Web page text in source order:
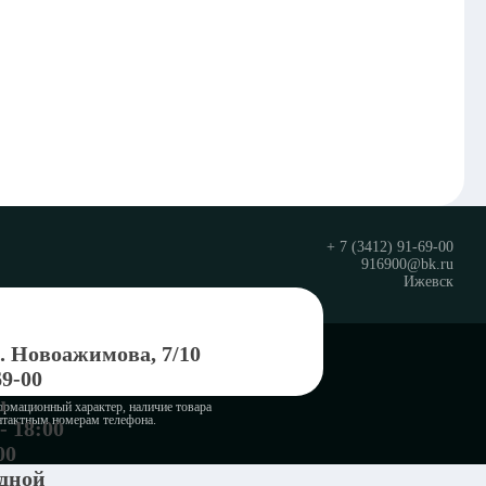
Новоажимова, 7/10
00
18:00
+ 7 (3412) 91-69-00
916900@bk.ru
Ижевск
© Группа компаний «Крепежи» 2023
характер, наличие товара
номерам телефона.